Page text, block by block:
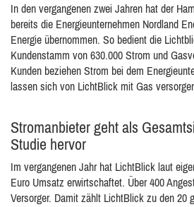
In den vergangenen zwei Jahren hat der
bereits die Energieunternehmen Nordland
Energie übernommen. So bedient die
Kundenstamm von 630.000 Strom und
Kunden beziehen Strom bei dem
lassen sich von LichtBlick mit Gas
Stromanbieter geht als
Studie hervor
Im vergangenen Jahr hat LichtBlick laut
Euro Umsatz erwirtschaftet. Über 400
Versorger. Damit zählt LichtBlick zu den 20